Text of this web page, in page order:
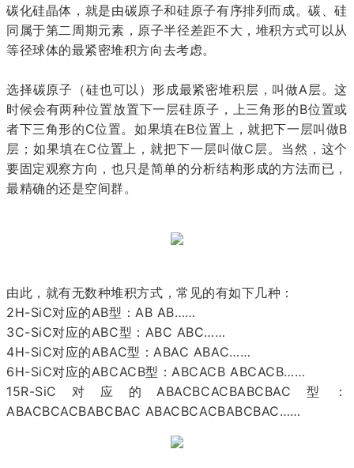
碳化硅晶体，就是由碳原子和硅原子有序排列而成。碳、硅
同属于第二周期元素，原子半径差距不大，堆积方式可以从
等径球体的最紧密堆积方向去考虑。
选择碳原子（硅也可以）形成最紧密堆积层，叫做A层。这
时候会有两种位置放置下一层硅原子，上三角形的B位置或
者下三角形的C位置。如果填在B位置上，就把下一层叫做B
层；如果填在C位置上，就把下一层叫做C层。当然，这个
要固定观察方向，也只是简单的分析结构形成的方法而已，
最精确的还是空间群。
由此，就有无数种堆积方式，常见的有如下几种：
2H-SiC对应的AB型：AB AB……
3C-SiC对应的ABC型：ABC ABC……
4H-SiC对应的ABAC型：ABAC ABAC……
6H-SiC对应的ABCACB型：ABCACB ABCACB……
15R-SiC对应的ABACBCACBABCBAC型：
ABACBCACBABCBAC ABACBCACBABCBAC……